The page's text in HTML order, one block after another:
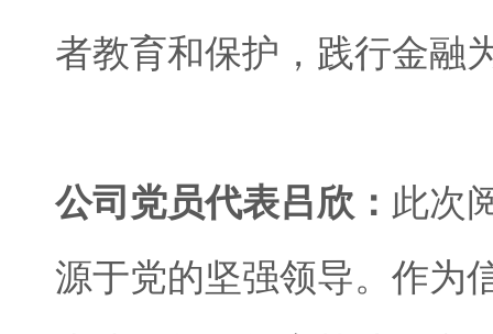
者教育和保护，践行金融
公司党员代表吕欣： 此次
源于党的坚强领导。作为